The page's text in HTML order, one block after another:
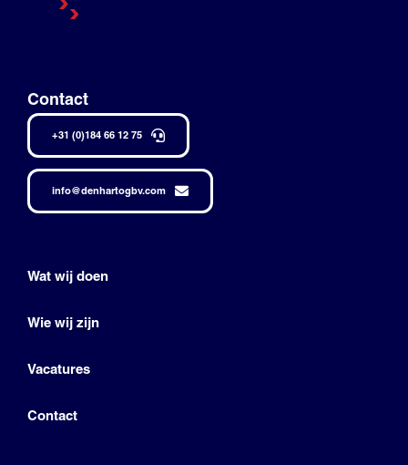
Contact
+31 (0)184 66 12 75
info@denhartogbv.com
Wat wij doen
Wie wij zijn
Vacatures
Contact